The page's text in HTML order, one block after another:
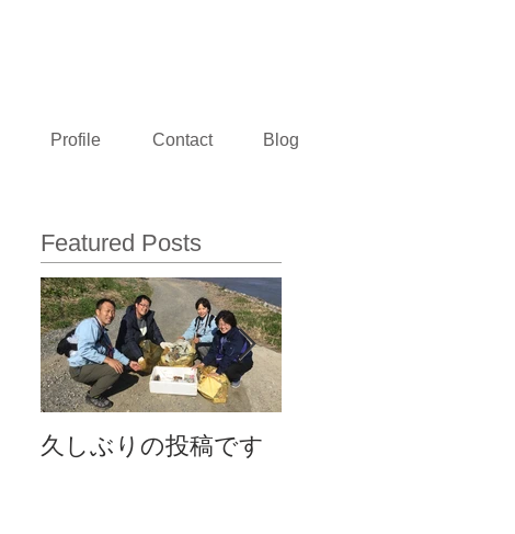
Profile Contact Blog
Featured Posts
久しぶりの投稿です